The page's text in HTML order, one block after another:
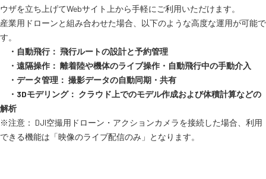
ウザを立ち上げてWebサイト上から手軽にご利用いただけます。
産業用ドローンと組み合わせた場合、以下のような高度な運用が可能で
す。
・自動飛行： 飛行ルートの設計と予約管理
・遠隔操作： 離着陸や機体のライブ操作・自動飛行中の手動介入
・データ管理： 撮影データの自動同期・共有
・3Dモデリング： クラウド上でのモデル作成および体積計算などの
解析
※注意： DJI空撮用ドローン・アクションカメラを接続した場合、利用
できる機能は「映像のライブ配信のみ」となります。